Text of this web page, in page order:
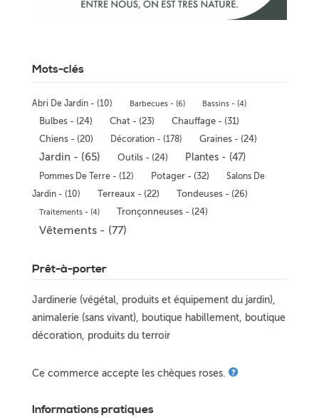
Mots-clés
Abri De Jardin - (10) Barbecues - (6) Bassins - (4)
Bulbes - (24) Chat - (23) Chauffage - (31)
Chiens - (20) Décoration - (178) Graines - (24)
Jardin - (65) Outils - (24) Plantes - (47)
Pommes De Terre - (12) Potager - (32)
Salons De
Jardin - (10)
Terreaux - (22) Tondeuses - (26)
Traitements - (4) Tronçonneuses - (24)
Vêtements - (77)
Prêt-à-porter
Jardinerie (végétal, produits et équipement du jardin),
animalerie (sans vivant), boutique habillement, boutique
décoration, produits du terroir
Ce commerce accepte les chèques roses.
Informations pratiques